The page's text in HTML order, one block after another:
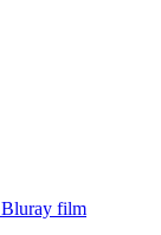
film